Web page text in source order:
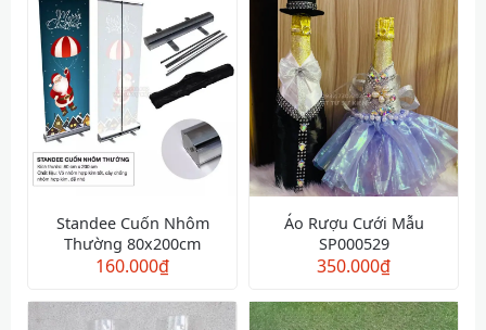
Standee Cuốn Nhôm
Thường 80x200cm
160.000₫
Áo Rượu Cưới Mẫu
SP000529
350.000₫